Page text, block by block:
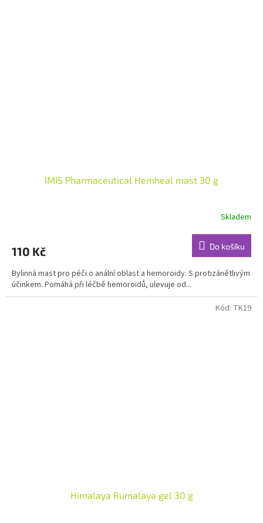
IMIS Pharmaceutical Hemheal mast 30 g
je
z
5
hvězdiček.
Skladem
110 Kč Do košíku
Bylinná mast pro péči o anální oblast a hemoroidy. S protizánětlivým
účinkem. Pomáhá při léčbě hemoroidů, ulevuje od...
Himalaya Rumalaya gel 30 g
Kód: TK19